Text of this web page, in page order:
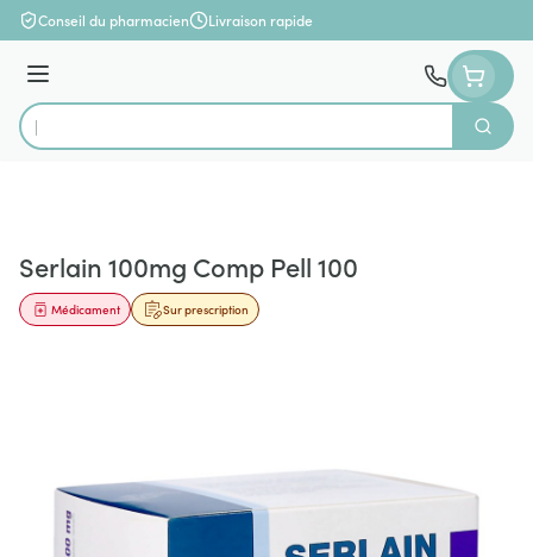
Aller au contenu
Conseil du pharmacien Livraison rapide
Menu
Rechercher
Serlain 100mg Comp Pell 100
Sur prescription
Médicament